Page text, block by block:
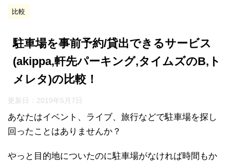
比較
駐車場を事前予約/貸出できるサービス
(akippa,軒先パーキング,タイムズのB,ト
メレタ)の比較！
更新日： 2019年5月7日
あなたはイベント、ライブ、旅行などで駐車場を探し
回ったことはありませんか？
やっと目的地についたのに駐車場がなければ時間もか